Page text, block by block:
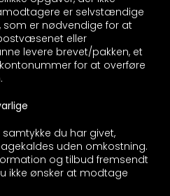
er selvstændige
er nødvendige for at
eller
levere brevet/pakken, et
for at overføre
du har givet,
uden omkostning.
og tilbud fremsendt
ikke ønsker at modtage